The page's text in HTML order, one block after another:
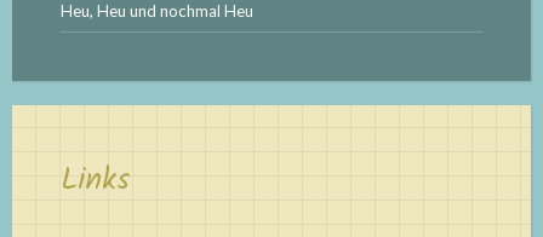
Heu, Heu und nochmal Heu
Links